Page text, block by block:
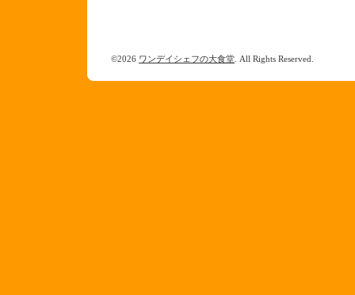
©2026 ワンデイシェフの大食堂 . All Rights Reserved.